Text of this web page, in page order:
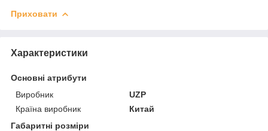
Приховати
Характеристики
Основні атрибути
Виробник
UZP
Країна виробник
Китай
Габаритні розміри